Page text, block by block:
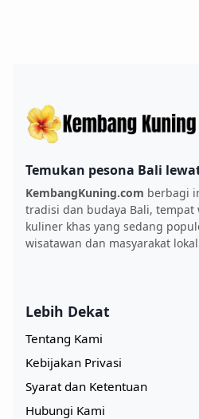
Temukan pesona Bali
KembangKuning.com berbagi
tradisi dan budaya Bali, tempat
kuliner khas yang sedang
wisatawan dan masyarakat
Lebih Dekat
Tentang Kami
Kebijakan Privasi
Syarat dan Ketentuan
Hubungi Kami